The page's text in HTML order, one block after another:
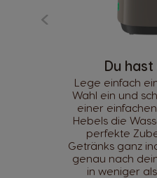
Du
Lege einfach
Wahl ein und
einer
Hebels die
perfekte
Getränks ganz
genau nach
in weniger